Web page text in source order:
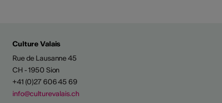
Culture Valais
Rue de Lausanne 45
CH - 1950 Sion
+41 (0)27 606 45 69
info@culturevalais.ch